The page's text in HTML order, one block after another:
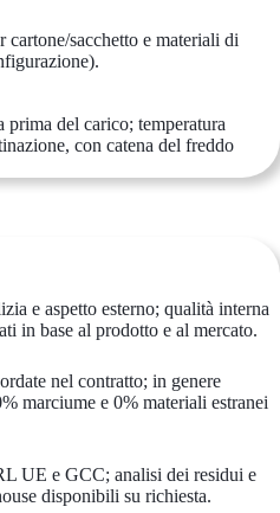
sacchetto e materiali di
prima del carico; temperatura
con catena del freddo
e aspetto esterno; qualità interna
in base al prodotto e al mercato.
nel contratto; in genere
marciume e 0% materiali estranei
UE e GCC; analisi dei residui e
disponibili su richiesta.